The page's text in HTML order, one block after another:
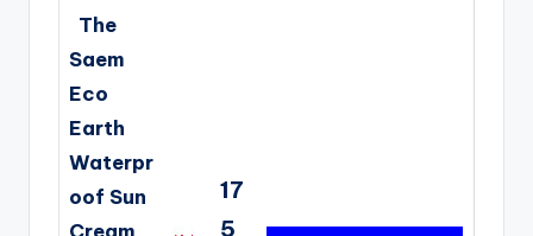
The
Saem
Eco
Earth
Waterpr
oof Sun
17
5